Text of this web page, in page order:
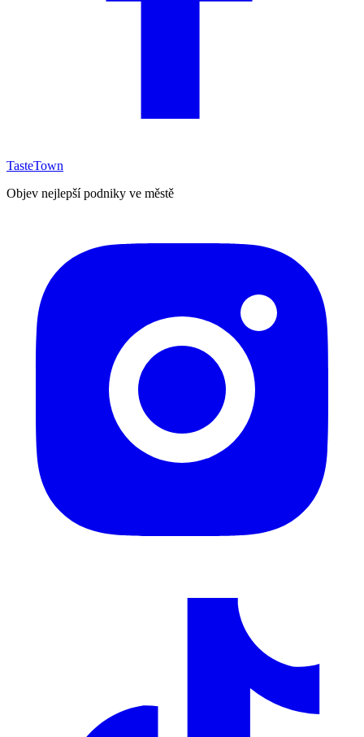
TasteTown
Objev nejlepší podniky ve městě